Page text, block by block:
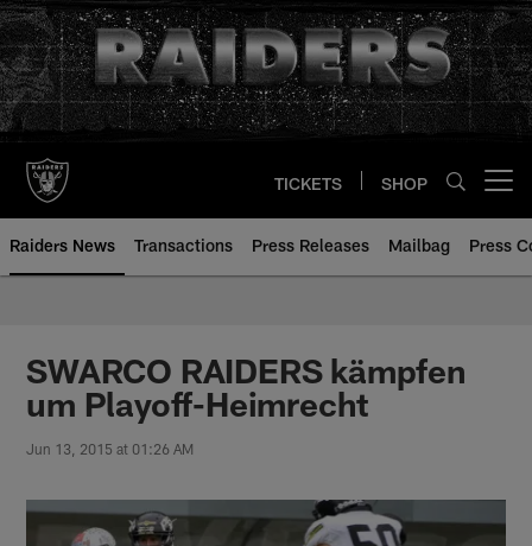
Skip
to
main
content
TICKETS SHOP
Raiders News Transactions Press Releases Mailbag Press
SWARCO RAIDERS kämpfen
um Playoff-Heimrecht
Jun 13, 2015 at 01:26 AM